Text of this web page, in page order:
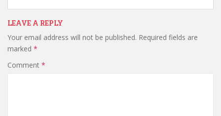
LEAVE A REPLY
Your email address will not be published. Required fields are
marked *
Comment *